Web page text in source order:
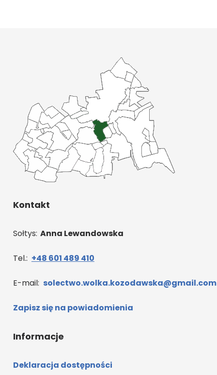
Kontakt
Sołtys: Anna Lewandowska
Tel.: +48 601 489 410
E-mail: solectwo.wolka.kozodawska@gmail.com
Zapisz się na powiadomienia
Informacje
Deklaracja dostępności